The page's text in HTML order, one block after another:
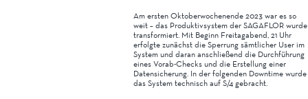
Am ersten Oktoberwochenende 2023 war es so
weit – das Produktivsystem der SAGAFLOR wurde
transformiert. Mit Beginn Freitagabend, 21 Uhr
erfolgte zunächst die Sperrung sämtlicher User im
System und daran anschließend die Durchführung
eines Vorab-Checks und die Erstellung einer
Datensicherung. In der folgenden Downtime wurde
das System technisch auf S/4 gebracht.